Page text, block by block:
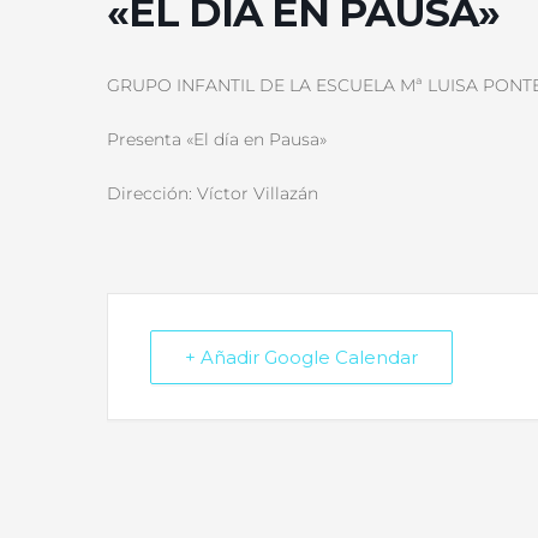
«EL DÍA EN PAUSA»
GRUPO INFANTIL DE LA ESCUELA Mª LUISA
Presenta «El día en Pausa»
Dirección: Víctor Villazán
+ Añadir Google Calendar